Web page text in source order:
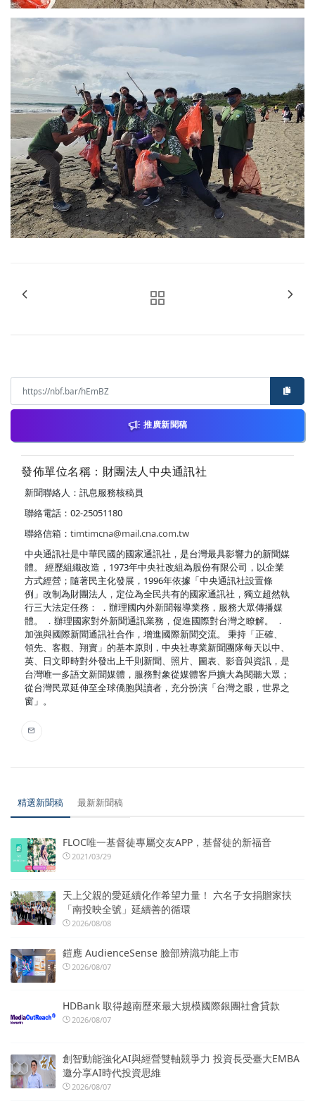
推廣新聞稿
發佈單位名稱：財團法人中央通訊社
新聞聯絡人：訊息服務核稿員
聯絡電話：02-25051180
聯絡信箱： timtimcna@mail.cna.com.tw
中央通訊社是中華民國的國家通訊社，是台灣最具影響力的新聞媒
體。 經歷組織改造，1973年中央社改組為股份有限公司，以企業
方式經營；隨著民主化發展，1996年依據「中央通訊社設置條
例」改制為財團法人，定位為全民共有的國家通訊社，獨立超然執
行三大法定任務： ．辦理國內外新聞報導業務，服務大眾傳播媒
體。 ．辦理國家對外新聞通訊業務，促進國際對台灣之瞭解。 ．
加強與國際新聞通訊社合作，增進國際新聞交流。 秉持「正確、
領先、客觀、翔實」的基本原則，中央社專業新聞團隊每天以中、
英、日文即時對外發出上千則新聞、照片、圖表、影音與資訊，是
台灣唯一多語文新聞媒體，服務對象從媒體客戶擴大為閱聽大眾；
從台灣民眾延伸至全球僑胞與讀者，充分扮演「台灣之眼，世界之
窗」。
精選新聞稿 最新新聞稿
FLOC唯一基督徒專屬交友APP，基督徒的新福音
2021/03/29
天上父親的愛延續化作希望力量！ 六名子女捐贈家扶
「南投映全號」延續善的循環
2026/08/08
鎧應 AudienceSense 臉部辨識功能上市
2026/08/07
HDBank 取得越南歷來最大規模國際銀團社會貸款
2026/08/07
創智動能強化AI與經營雙軸競爭力 投資長受臺大EMBA
邀分享AI時代投資思維
2026/08/07